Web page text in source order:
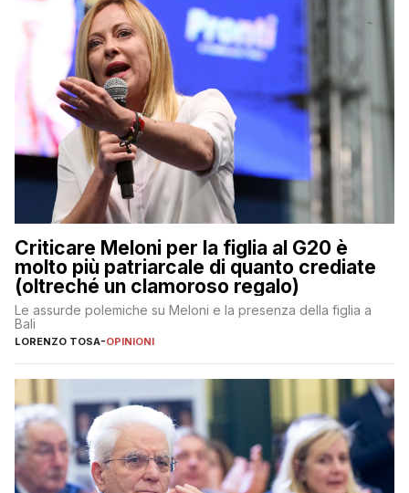
Criticare Meloni per la figlia al G20 è
molto più patriarcale di quanto crediate
(oltreché un clamoroso regalo)
Le assurde polemiche su Meloni e la presenza della figlia a
Bali
LORENZO TOSA-OPINIONI